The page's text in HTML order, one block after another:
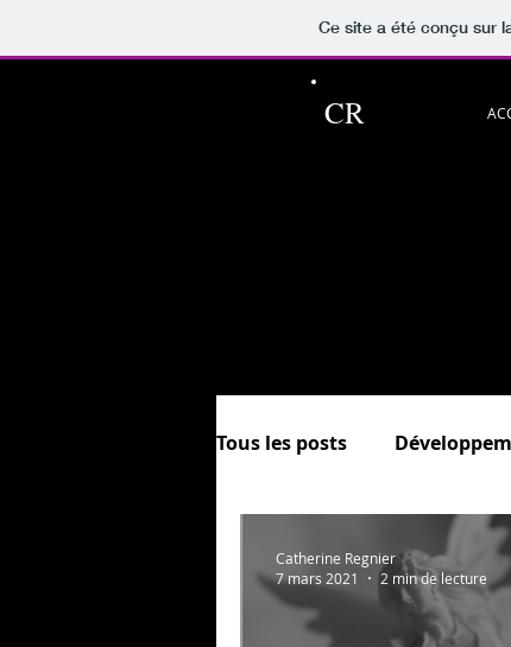
Ce site a été conçu sur
CR
Tous les posts
Au bonheur des zèbres
Photos persos Psycho
Catherine Regnier
7 mars 2021
2 min de lecture